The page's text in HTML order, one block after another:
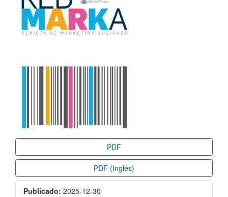
artículo
PDF
PDF (Inglés)
Publicado: 2025-12-30